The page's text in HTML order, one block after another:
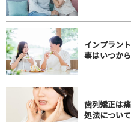
インプラン
事はいつか
歯列矯正は
処法について